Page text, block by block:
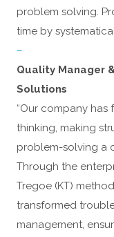
problem solving.
time by
–
Quality Manager
Solutions
“Our company
thinking, making
problem-solving a
Through the
Tregoe (KT)
transformed
management,